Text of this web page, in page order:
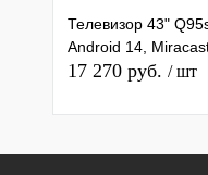
Телевизор 43"
Android 14,
17 270 руб. / шт